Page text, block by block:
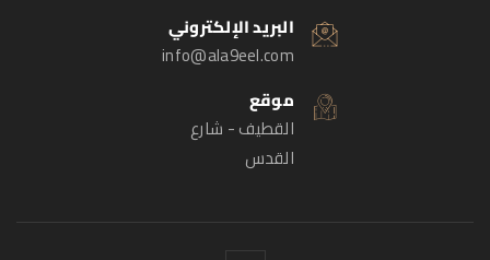
البريد الإلكتروني
info@ala9eel.com
موقع
القطيف - شارع
القدس